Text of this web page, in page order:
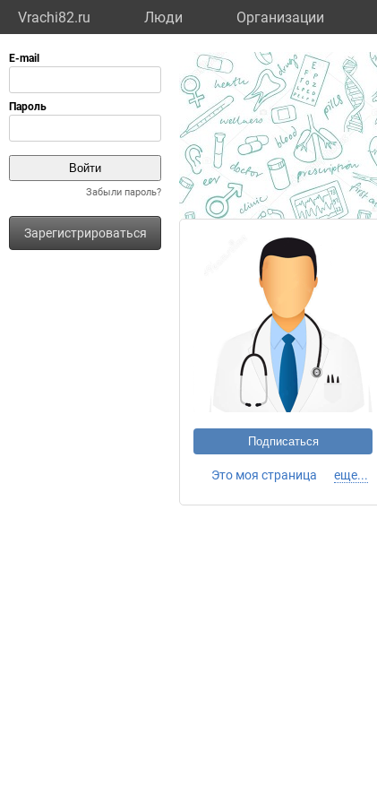
Vrachi82.ru Люди Организации
Забыли пароль?
Зарегистрироваться
Подписаться
Это моя страница еще...